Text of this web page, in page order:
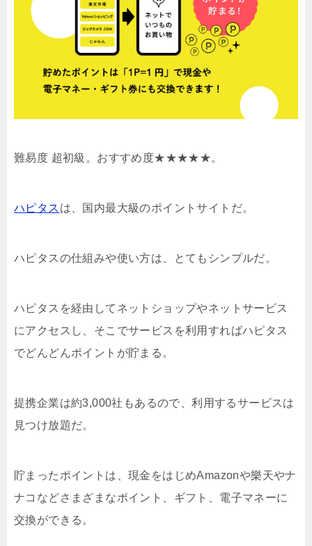
難易度 超初級。おすすめ度★★★★★。
ハピタス は、国内最大級のポイントサイトだ。
ハピタスの仕組みや使い方は、とてもシンプルだ。
ハピタスを経由してネットショップやネットサービス
にアクセスし、そこでサービスを利用すればハピタス
でどんどんポイントが貯まる。
提携企業は約3,000社もあるので、利用するサービスは
見つけ放題だ。
貯まったポイントは、現金をはじめAmazonや樂天やナ
ナコなどさまざまなポイント、ギフト、電子マネーに
交換ができる。